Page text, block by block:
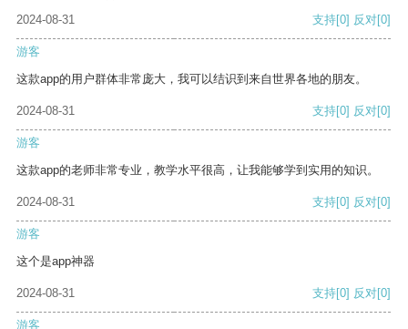
2024-08-31
支持[0] 反对[0]
游客
这款app的用户群体非常庞大，我可以结识到来自世界各地的朋友。
2024-08-31 支持[0] 反对[0]
游客
这款app的老师非常专业，教学水平很高，让我能够学到实用的知识。
2024-08-31 支持[0] 反对[0]
游客
这个是app神器
2024-08-31 支持[0] 反对[0]
游客